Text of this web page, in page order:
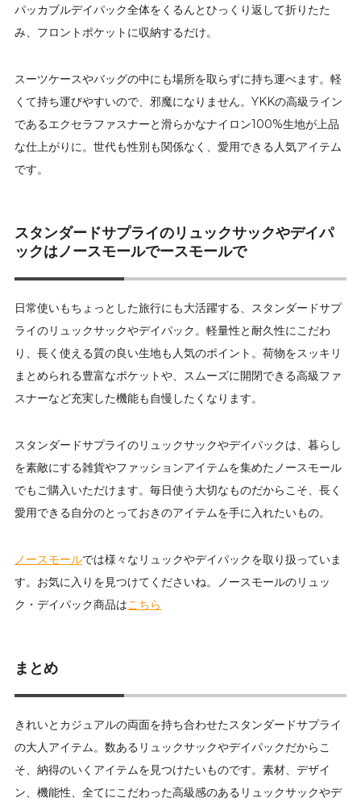
パッカブルデイパック全体をくるんとひっくり返して折りたた
み、フロントポケットに収納するだけ。
スーツケースやバッグの中にも場所を取らずに持ち運べます。軽
くて持ち運びやすいので、邪魔になりません。YKKの高級ライン
であるエクセラファスナーと滑らかなナイロン100%生地が上品
な仕上がりに。世代も性別も関係なく、愛用できる人気アイテム
です。
スタンダードサプライのリュックサックやデイパ
ックはノースモールでースモールで
日常使いもちょっとした旅行にも大活躍する、スタンダードサプ
ライのリュックサックやデイパック。軽量性と耐久性にこだわ
り、長く使える質の良い生地も人気のポイント。荷物をスッキリ
まとめられる豊富なポケットや、スムーズに開閉できる高級ファ
スナーなど充実した機能も自慢したくなります。
スタンダードサプライのリュックサックやデイパックは、暮らし
を素敵にする雑貨やファッションアイテムを集めたノースモール
でもご購入いただけます。毎日使う大切なものだからこそ、長く
愛用できる自分のとっておきのアイテムを手に入れたいもの。
ノースモールでは様々なリュックやデイパックを取り扱っていま
す。お気に入りを見つけてくださいね。ノースモールのリュッ
ク・デイパック商品はこちら
まとめ
きれいとカジュアルの両面を持ち合わせたスタンダードサプライ
の大人アイテム。数あるリュックサックやデイパックだからこ
そ、納得のいくアイテムを見つけたいものです。素材、デザイ
ン、機能性、全てにこだわった高級感のあるリュックサックやデ